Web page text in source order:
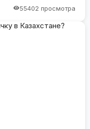
55402 просмотра